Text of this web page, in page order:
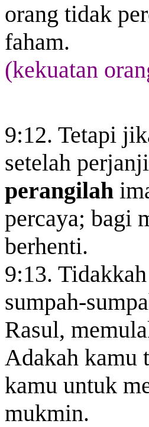
orang tidak
faham.
(kekuatan
9:12. Tetapi
setelah
perangilah
percaya; bagi
berhenti.
9:13.
sumpah-
Rasul,
Adakah kamu
kamu untuk
mukmin.